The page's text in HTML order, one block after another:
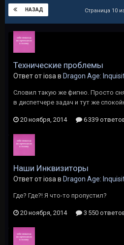
НАЗАД Страница 10
Технические проблемы
Ответ от iosa в Dragon Age:
Словил такую же фигню. Просто
в диспетчере задач и тут же
20 ноября, 2014 6 339
Наши Инквизиторы
Ответ от iosa в Dragon Age:
Где? Где?! Я что-то пропустил?
20 ноября, 2014 3 550